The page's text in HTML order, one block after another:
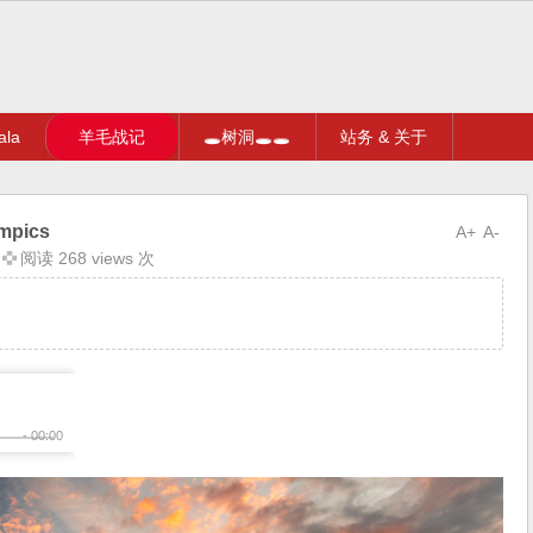
羊毛战记 🕳树洞🕳🕳 站务 & 关于
A-
A+
阅读 268 views 次